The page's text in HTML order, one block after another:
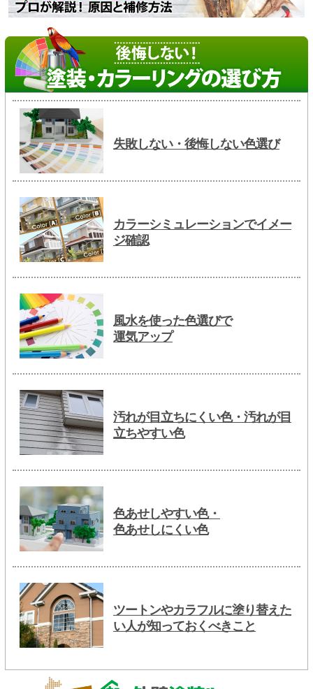
失敗しない・後悔しない色選び
カラーシミュレーションでイメー
ジ確認
風水を使った色選びで
運気アップ
汚れが目立ちにくい色・汚れが目
立ちやすい色
色あせしやすい色・
色あせしにくい色
ツートンやカラフルに塗り替えた
い人が知っておくべきこと